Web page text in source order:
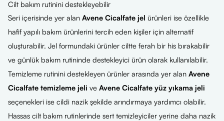
Cilt bakım rutinini destekleyebilir
Seri içerisinde yer alan Avene Cicalfate jel ürünleri ise özellikle
hafif yapılı bakım ürünlerini tercih eden kişiler için alternatif
oluşturabilir. Jel formundaki ürünler ciltte ferah bir his bırakabilir
ve günlük bakım rutininde destekleyici ürün olarak kullanılabilir.
Temizleme rutinini destekleyen ürünler arasında yer alan Avene
Cicalfate temizleme jeli ve Avene Cicalfate yüz yıkama jeli
seçenekleri ise cildi nazik şekilde arındırmaya yardımcı olabilir.
Hassas cilt bakım rutinlerinde sert temizleyiciler yerine daha nazik